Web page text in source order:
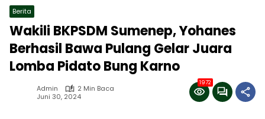
Berita
Wakili BKPSDM Sumenep, Yohanes
Berhasil Bawa Pulang Gelar Juara
Lomba Pidato Bung Karno
Admin
2 Min Baca
Juni 30, 2024
1972